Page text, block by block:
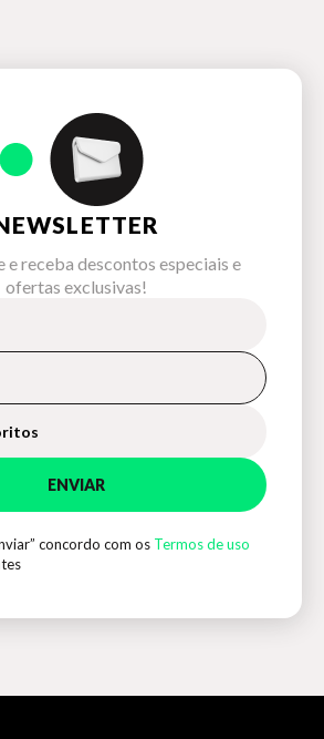
e receba descontos especiais e
ofertas exclusivas!
ENVIAR
concordo com os Termos de uso